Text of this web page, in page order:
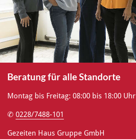
Beratung für alle Standorte
Montag bis Freitag: 08:00 bis 18:00 Uhr
✆ 0228/7488-101
Gezeiten Haus Gruppe GmbH